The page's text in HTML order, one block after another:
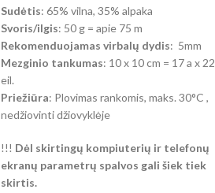
Sudėtis: 65% vilna, 35% alpaka
Svoris/ilgis: 50 g = apie 75 m
Rekomenduojamas virbalų dydis: 5mm
Mezginio tankumas: 10 x 10 cm = 17 a x 22
eil.
Priežiūra: Plovimas rankomis, maks. 30°C ,
nedžiovinti džiovyklėje
!!! Dėl skirtingų kompiuterių ir telefonų
ekranų parametrų spalvos gali šiek tiek
skirtis.